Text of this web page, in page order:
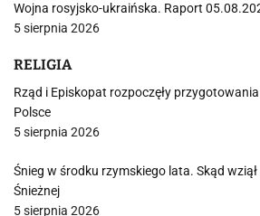
Wojna rosyjsko-ukraińska. Raport
5 sierpnia 2026
RELIGIA
Rząd i Episkopat rozpoczęły
Polsce
5 sierpnia 2026
Śnieg w środku rzymskiego lata. Skąd
Śnieżnej
5 sierpnia 2026